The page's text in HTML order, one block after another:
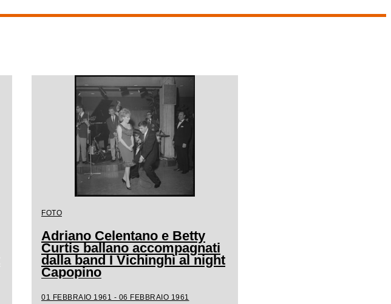
FOTO
Adriano Celentano e Betty
Curtis ballano accompagnati
dalla band I Vichinghi al night
Capopino
01 FEBBRAIO 1961 - 06 FEBBRAIO 1961